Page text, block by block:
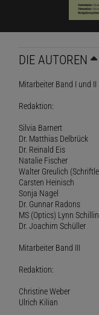
DIE AUTOREN
Mitarbeiter Band I und II
Redaktion:
Silvia Barnert
Dr. Matthias Delbrück
Dr. Reinald Eis
Natalie Fischer
Walter Greulich
Carsten Heinisch
Sonja Nagel
Dr. Gunnar Radons
MS (Optics) Lynn
Dr. Joachim Schüller
Mitarbeiter Band III
Redaktion:
Christine Weber
Ulrich Kilian